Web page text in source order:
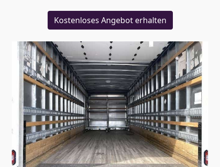
Kostenloses Angebot erhalten